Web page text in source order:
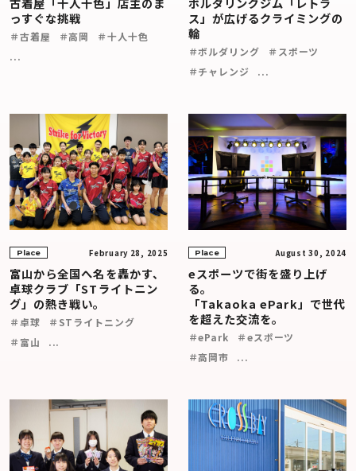
っすぐな挑戦
＃古着屋 ＃高岡
＃十人十色
...
ス」が広げるクライミングの
輪
＃ボルダリング
＃スポーツ
＃チャレンジ
...
Place February 28, 2025
富山から全国へ名を轟かす、
卓球クラブ「STライトニン
グ」の熱き戦い。
＃卓球
＃STライトニング
＃富山
...
Place August 30, 2024
eスポーツで街を盛り上げ
る。
「Takaoka ePark」で世代
を超えた交流を。
＃ePark
＃eスポーツ
＃高岡市
...